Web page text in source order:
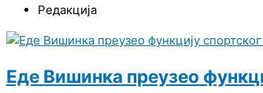
Редакција
Еде Вишинка преузео